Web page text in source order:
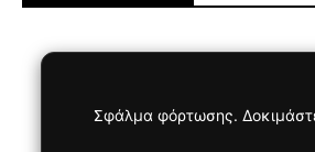
Σφάλμα φόρτωσης.